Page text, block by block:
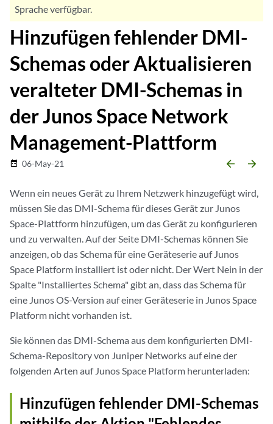
Sprache verfügbar.
Hinzufügen fehlender DMI-
Schemas oder Aktualisieren
veralteter DMI-Schemas in
der Junos Space Network
Management-Plattform
date_range 06-May-21 arrow_backward arrow_forward
Wenn ein neues Gerät zu Ihrem Netzwerk hinzugefügt wird,
müssen Sie das DMI-Schema für dieses Gerät zur Junos
Space-Plattform hinzufügen, um das Gerät zu konfigurieren
und zu verwalten. Auf der Seite DMI-Schemas können Sie
anzeigen, ob das Schema für eine Geräteserie auf Junos
Space Platform installiert ist oder nicht. Der Wert Nein in der
Spalte "Installiertes Schema" gibt an, dass das Schema für
eine Junos OS-Version auf einer Geräteserie in Junos Space
Platform nicht vorhanden ist.
Sie können das DMI-Schema aus dem konfigurierten DMI-
Schema-Repository von Juniper Networks auf eine der
folgenden Arten auf Junos Space Platform herunterladen:
Hinzufügen fehlender DMI-Schemas